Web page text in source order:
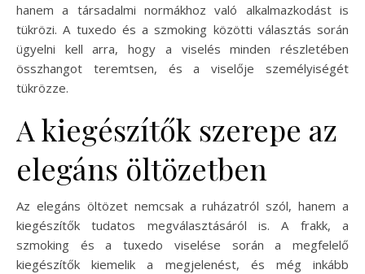
hanem a társadalmi normákhoz való alkalmazkodást is
tükrözi. A tuxedo és a szmoking közötti választás során
ügyelni kell arra, hogy a viselés minden részletében
összhangot teremtsen, és a viselője személyiségét
tükrözze.
A kiegészítők szerepe az
elegáns öltözetben
Az elegáns öltözet nemcsak a ruházatról szól, hanem a
kiegészítők tudatos megválasztásáról is. A frakk, a
szmoking és a tuxedo viselése során a megfelelő
kiegészítők kiemelik a megjelenést, és még inkább